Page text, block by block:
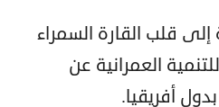
قلب القارة السمراء
العمرانية عن
أفريقيا.